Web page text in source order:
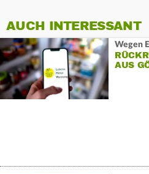
AUCH INTERESSANT
Wegen
AUS